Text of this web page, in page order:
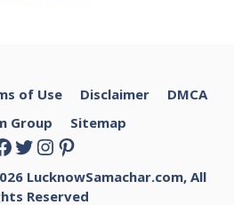
of Use Disclaimer
DMCA
Group
Sitemap
Twitter
Instagram
Pinterest
LucknowSamachar.com, All
Reserved